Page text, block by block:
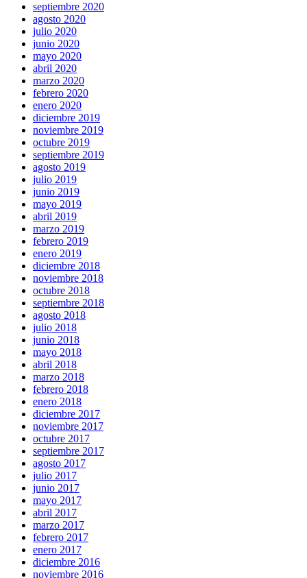
septiembre 2020
agosto 2020
julio 2020
junio 2020
mayo 2020
abril 2020
marzo 2020
febrero 2020
enero 2020
diciembre 2019
noviembre 2019
octubre 2019
septiembre 2019
agosto 2019
julio 2019
junio 2019
mayo 2019
abril 2019
marzo 2019
febrero 2019
enero 2019
diciembre 2018
noviembre 2018
octubre 2018
septiembre 2018
agosto 2018
julio 2018
junio 2018
mayo 2018
abril 2018
marzo 2018
febrero 2018
enero 2018
diciembre 2017
noviembre 2017
octubre 2017
septiembre 2017
agosto 2017
julio 2017
junio 2017
mayo 2017
abril 2017
marzo 2017
febrero 2017
enero 2017
diciembre 2016
noviembre 2016